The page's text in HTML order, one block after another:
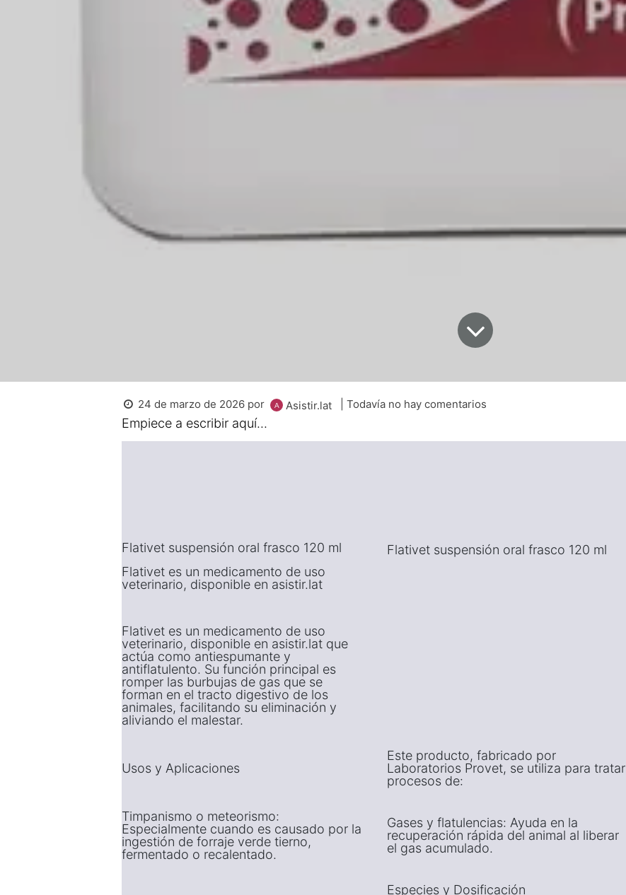
24 de marzo de 2026 por Asistir.lat | Todavía no hay comentarios
Empiece a escribir aquí...
Flativet suspensión oral frasco 120 ml
Flativet es un medicamento de uso
veterinario, disponible en asistir.lat
Flativet suspensión oral frasco 120 ml
Flativet es un medicamento de uso
veterinario, disponible en asistir.lat que
actúa como antiespumante y
antiflatulento. Su función principal es
romper las burbujas de gas que se
forman en el tracto digestivo de los
animales, facilitando su eliminación y
aliviando el malestar.
Usos y Aplicaciones
Este producto, fabricado por
Laboratorios Provet, se utiliza para tratar
procesos de:
Timpanismo o meteorismo:
Especialmente cuando es causado por la
ingestión de forraje verde tierno,
fermentado o recalentado.
Gases y flatulencias: Ayuda en la
recuperación rápida del animal al liberar
el gas acumulado.
Especies y Dosificación